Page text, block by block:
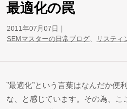
最適化の罠
2011年07月07日
SEMマスターの日常ブログ
リスティ
”最適化”という言葉はなんだか便
な、と感じています。その為、こ